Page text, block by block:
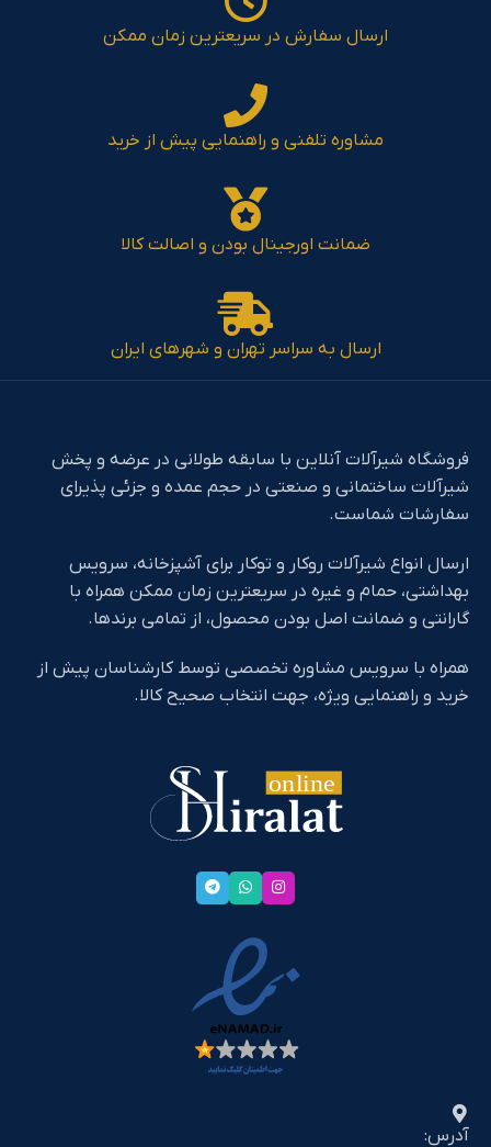
ارسال سفارش در سریعترین زمان ممکن
مشاوره تلفنی و راهنمایی پیش از خرید
ضمانت اورجینال بودن و اصالت کالا
ارسال به سراسر تهران و شهرهای ایران
فروشگاه شیرآلات آنلاین با سابقه طولانی در عرضه و پخش
شیرآلات ساختمانی و صنعتی در حجم عمده و جزئی پذیرای
سفارشات شماست.
ارسال انواع شیرآلات روکار و توکار برای آشپزخانه، سرویس
بهداشتی، حمام و غیره در سریعترین زمان ممکن همراه با
گارانتی و ضمانت اصل بودن محصول، از تمامی برندها.
همراه با سرویس مشاوره تخصصی توسط کارشناسان پیش از
خرید و راهنمایی ویژه، جهت انتخاب صحیح کالا.
آدرس: